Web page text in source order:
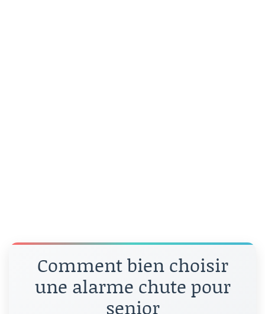
Comment bien choisir
une alarme chute pour
senior